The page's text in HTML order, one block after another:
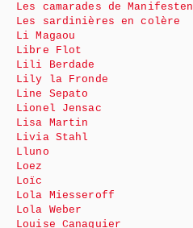
Les camarades de Manifesten
Les sardinières en colère
Li Magaou
Libre Flot
Lili Berdade
Lily la Fronde
Line Sepato
Lionel Jensac
Lisa Martin
Livia Stahl
Lluno
Loez
Loïc
Lola Miesseroff
Lola Weber
Louise Canaguier